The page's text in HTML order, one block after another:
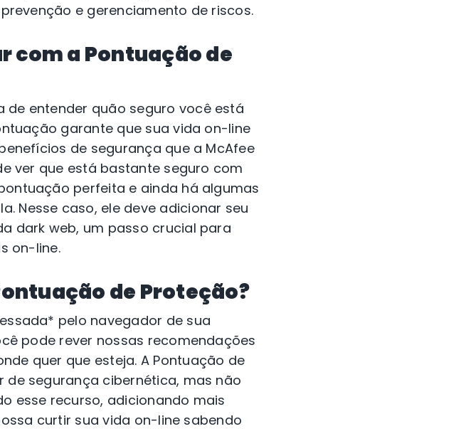
e gerenciamento de riscos.
com a Pontuação de
de entender quão seguro você está
garante que sua vida on-line
de segurança que a McAfee
ver que está bastante seguro com
perfeita e ainda há algumas
Nesse caso, ele deve adicionar seu
dark web, um passo crucial para
on-line.
de Proteção?
pelo navegador de sua
pode rever nossas recomendações
quer que esteja. A Pontuação de
de segurança cibernética, mas não
esse recurso, adicionando mais
curtir sua vida on-line sabendo